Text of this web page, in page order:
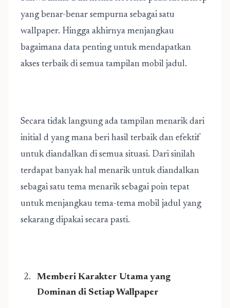
yang benar-benar sempurna sebagai satu
wallpaper. Hingga akhirnya menjangkau
bagaimana data penting untuk mendapatkan
akses terbaik di semua tampilan mobil jadul.
Secara tidak langsung ada tampilan menarik dari
initial d yang mana beri hasil terbaik dan efektif
untuk diandalkan di semua situasi. Dari sinilah
terdapat banyak hal menarik untuk diandalkan
sebagai satu tema menarik sebagai poin tepat
untuk menjangkau tema-tema mobil jadul yang
sekarang dipakai secara pasti.
Memberi Karakter Utama yang
Dominan di Setiap Wallpaper